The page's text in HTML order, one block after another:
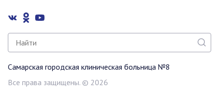
Самарская городская клиническая больница №8
Все права защищены. © 2026